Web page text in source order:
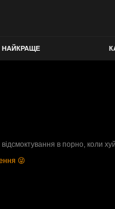
НАЙКРАЩЕ
в порно, коли